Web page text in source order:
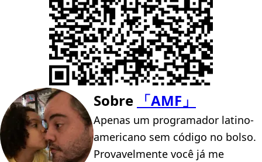
Sobre 「AMF」
Apenas um programador latino-
americano sem código no bolso.
Provavelmente você já me